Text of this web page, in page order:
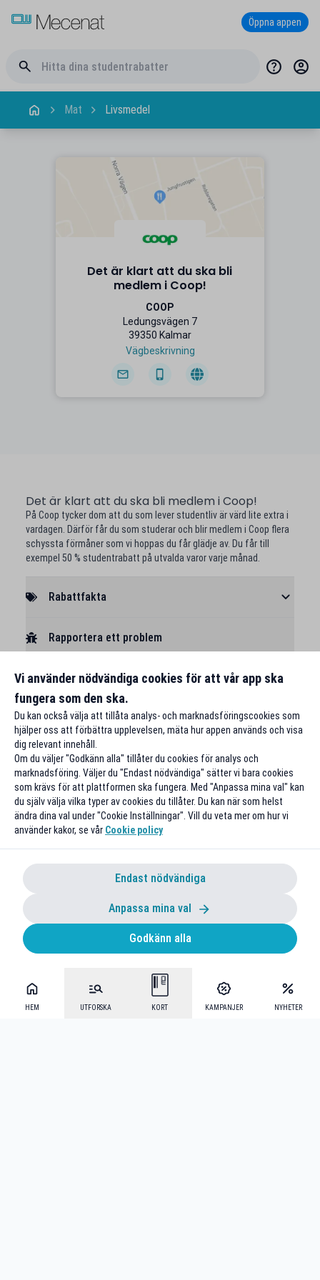
HEM UTFORSKA KORT KAMPANJER NYHETER
Öppna appen
Mat Livsmedel
Det är klart att du ska bli
medlem i Coop!
COOP
Ledungsvägen 7
39350 Kalmar
Vägbeskrivning
Det är klart att du ska bli medlem i Coop!
På Coop tycker dom att du som lever studentliv är värd lite extra i
vardagen. Därför får du som studerar och blir medlem i Coop flera
schyssta förmåner som vi hoppas du får glädje av. Du får till
exempel 50 % studentrabatt på utvalda varor varje månad.
Rabattfakta
Rapportera ett problem
Vi använder nödvändiga cookies för att vår app ska
fungera som den ska.
Du kan också välja att tillåta analys- och marknadsföringscookies som
hjälper oss att förbättra upplevelsen, mäta hur appen används och visa
dig relevant innehåll.
Om du väljer "Godkänn alla" tillåter du cookies för analys och
marknadsföring. Väljer du "Endast nödvändiga" sätter vi bara cookies
som krävs för att plattformen ska fungera. Med "Anpassa mina val" kan
du själv välja vilka typer av cookies du tillåter. Du kan när som helst
ändra dina val under "Cookie Inställningar". Vill du veta mer om hur vi
använder kakor, se vår Cookie policy
Endast nödvändiga
Anpassa mina val
Godkänn alla